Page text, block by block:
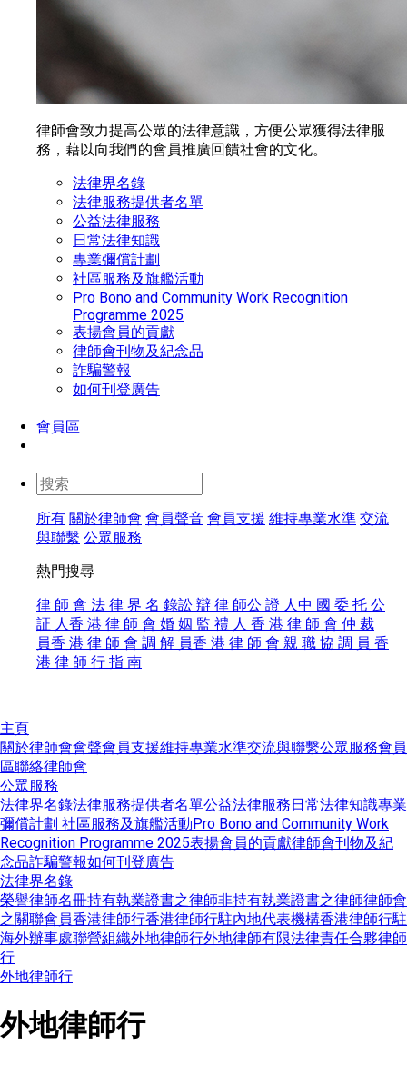
律師會致力提高公眾的法律意識，方便公眾獲得法律服
務，藉以向我們的會員推廣回饋社會的文化。
法律界名錄
法律服務提供者名單
公益法律服務
日常法律知識
專業彌償計劃
社區服務及旗艦活動
Pro Bono and Community Work Recognition
Programme 2025
表揚會員的貢獻
律師會刊物及紀念品
詐騙警報
如何刊登廣告
會員區
所有 關於律師會 會員聲音 會員支援 維持專業水準 交流
與聯繫 公眾服務
熱門搜尋
律 師 會 法 律 界 名 錄訟 辯 律 師公 證 人 中 國 委 托 公
証 人 香 港 律 師 會 婚 姻 監 禮 人 香 港 律 師 會 仲 裁
員香 港 律 師 會 調 解 員香 港 律 師 會 親 職 協 調 員 香
港 律 師 行 指 南
主頁
關於律師會會聲會員支援維持專業水準交流與聯繫公眾服務會員
區聯絡律師會
公眾服務
法律界名錄法律服務提供者名單公益法律服務日常法律知識專業
彌償計劃 社區服務及旗艦活動Pro Bono and Community Work
Recognition Programme 2025表揚會員的貢獻律師會刊物及紀
念品詐騙警報如何刊登廣告
法律界名錄
榮譽律師名冊持有執業證書之律師非持有執業證書之律師律師會
之關聯會員香港律師行香港律師行駐內地代表機構香港律師行駐
海外辦事處聯營組織外地律師行外地律師有限法律責任合夥律師
行
外地律師行
外地律師行